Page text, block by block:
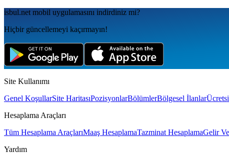
isbul.net mobil uygulamаsını indirdiniz mi?
Hiçbir güncellemeyi kaçırmayın!
Site Kullanımı
Genel KoşullarSite HaritasıPozisyonlarBölümlerBölgesel İlanlar
Hesaplama Araçları
Tüm Hesaplama AraçlarıMaaş HesaplamaTazminat HesaplamaGelir
Yardım